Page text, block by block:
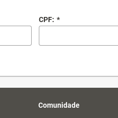
CPF: *
Comunidade